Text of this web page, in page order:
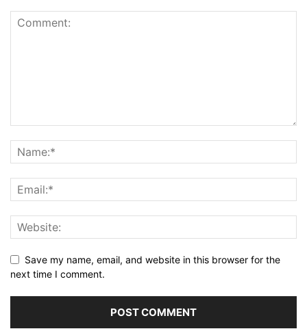
Save my name, email, and website in this browser for the
next time I comment.